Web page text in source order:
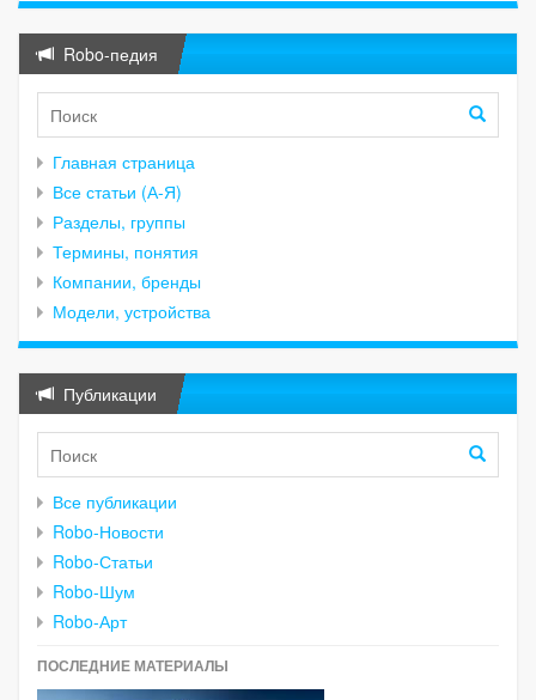
Robo-педия
Главная страница
Все статьи (А-Я)
Разделы, группы
Термины, понятия
Компании, бренды
Модели, устройства
Публикации
Все публикации
Robo-Новости
Robo-Статьи
Robo-Шум
Robo-Арт
ПОСЛЕДНИЕ МАТЕРИАЛЫ